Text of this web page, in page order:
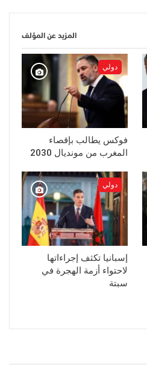
المزيد عن المؤلف
دولي
فوكس يطالب بإقصاء
المغرب من مونديال 2030
دولي
إسبانيا تكثف إجراءاتها
لاحتواء أزمة الهجرة في
سبتة